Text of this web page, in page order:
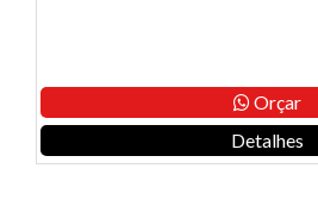
Orçar
Detalhes